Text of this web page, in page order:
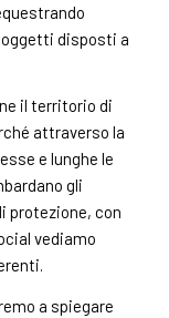
disposti a
il territorio di
attraverso la
e lunghe le
gli
protezione, con
vediamo
a spiegare